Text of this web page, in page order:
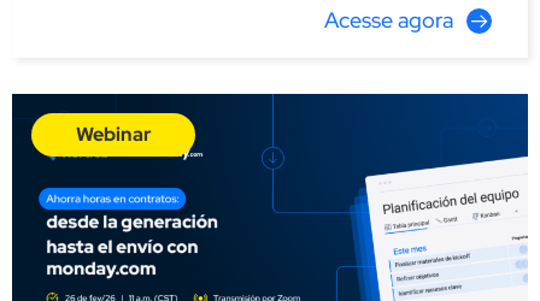
Acesse agora
Webinar